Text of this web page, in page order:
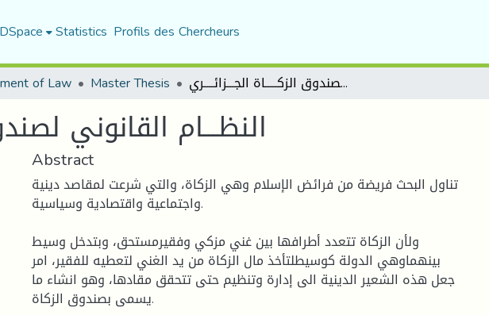
Statistics Profils des Chercheurs
of Law Master Thesis النظـــام القانوني لصندوق الزكـــــاة الجـــزائــــري
النظـــام القانوني
Abstract
تناول البحث فريضة من فرائض الإسلام وهي الزكاة، والتي شرعت لمقاصد دينية
واجتماعية واقتصادية وسياسية.
ولأن الزكاة تتعدد أطرافها بين غني مزكي وفقيرمستحق، وبتدخل وسيط
بينهماوهي الدولة كوسيطلتأخذ مال الزكاة من يد الغني لتعطيه للفقير، امر
جعل هذه الشعير الدينية الى إدارة وتنظيم حتى تتحقق مقادها، وهو انشاء ما
يسمى بصندوق الزكاة.